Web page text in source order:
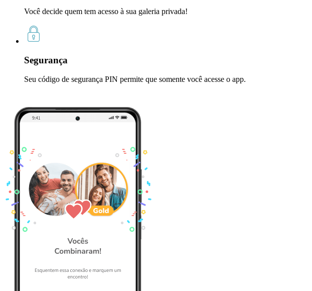
Você decide quem tem acesso à sua galeria privada!
Segurança
Seu código de segurança PIN permite que somente você acesse o app.